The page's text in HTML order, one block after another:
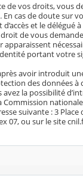
de vos droits, vous
cas de doute sur
et le délégué
de vous
portant votre
avoir introduit
des données à
la possibilité
Commission
suivante : 3
07, ou sur le site